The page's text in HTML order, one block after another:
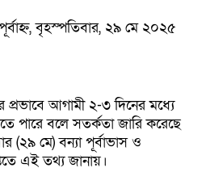
বৃহস্পতিবার, ২৯ মে ২০২৫
প্রভাবে আগামী ২-৩ দিনের মধ্যে
পারে বলে সতর্কতা জারি করেছে
(২৯ মে) বন্যা পূর্বাভাস ও
এই তথ্য জানায়।